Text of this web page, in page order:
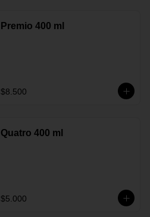
Premio 400 ml
$8.500
Quatro 400 ml
$5.000